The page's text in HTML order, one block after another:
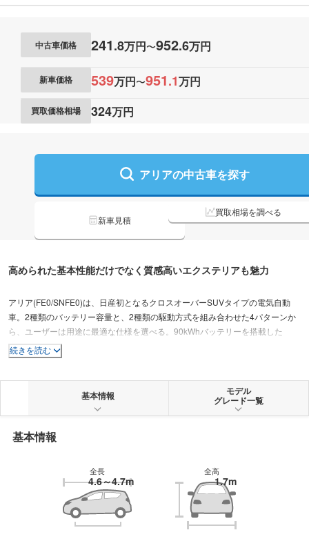
中古車価格 241.8万円〜952.6万円
新車価格 539万円〜951.1万円
買取価格相場 324万円
アリアの中古車を探す
新車見積
買取相場を調べる
高められた基本性能だけでなく質感高いエクステリアも魅力
アリア(FE0/SNFE0)は、日産初となるクロスオーバーSUVタイプの電気自動
車。2種類のバッテリー容量と、2種類の駆動方式を組み合わせた4パターンか
ら、ユーザーは用途に最適な仕様を選べる。90kWhバッテリーを搭載した
2WD車の航続距離は最大で610km。4WD車は前後合計2つのモーターを緻密に
制御可能な「e-4ORCE」の働きにより、路面状態に関わらず安定した走行性
キング」などの先進運転支援システムが運転時のストレスを低減。高められた
基本性能だけでなく質感高いエクステリアもアリアの魅力であり、各部に日本
の伝統芸能を機能的に用いることで優美なデザインに仕上げられている。
続きを読む
基本情報 モデル
グレード一覧
基本情報
全長
4.6～4.7m
全高
1.7m